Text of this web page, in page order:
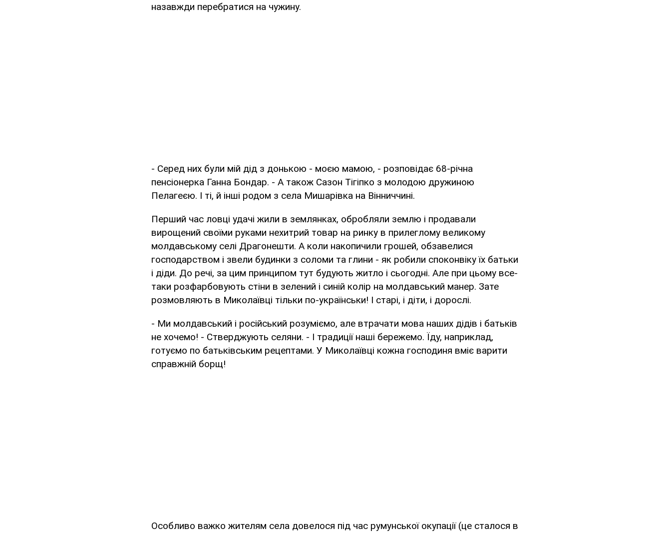
назавжди перебратися на чужину.
- Серед них були мій дід з донькою - моєю мамою, - розповідає 68-річна
пенсіонерка Ганна Бондар. - А також Сазон Тігіпко з молодою дружиною
Пелагеєю. І ті, й інші родом з села Мишарівка на Вінниччині.
Перший час ловці удачі жили в землянках, обробляли землю і продавали
вирощений своїми руками нехитрий товар на ринку в прилеглому великому
молдавському селі Драгонешти. А коли накопичили грошей, обзавелися
господарством і звели будинки з соломи та глини - як робили споконвіку їх батьки
і діди. До речі, за цим принципом тут будують житло і сьогодні. Але при цьому все-
таки розфарбовують стіни в зелений і синій колір на молдавський манер. Зате
розмовляють в Миколаївці тільки по-українськи! І старі, і діти, і дорослі.
- Ми молдавський і російський розуміємо, але втрачати мова наших дідів і батьків
не хочемо! - Стверджують селяни. - І традиції наші бережемо. Їду, наприклад,
готуємо по батьківським рецептами. У Миколаївці кожна господиня вміє варити
справжній борщ!
Особливо важко жителям села довелося під час румунської окупації (це сталося в